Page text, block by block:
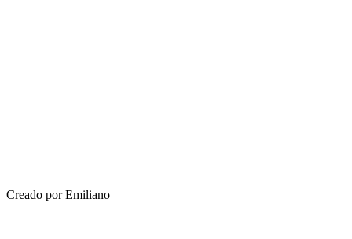
Creado por Emiliano